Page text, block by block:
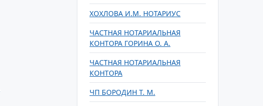
ХОХЛОВА И.М. НОТАРИУС
ЧАСТНАЯ НОТАРИАЛЬНАЯ
КОНТОРА ГОРИНА О. А.
ЧАСТНАЯ НОТАРИАЛЬНАЯ
КОНТОРА
ЧП БОРОДИН Т. М.